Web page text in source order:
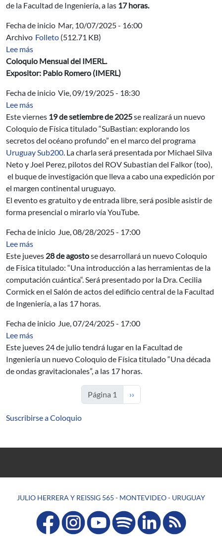
de la Facultad de Ingeniería, a las 17 horas.
Fecha de inicio Mar, 10/07/2025 - 16:00
Archivo Folleto (512.71 KB)
Lee mássobre Grafos de traza mínima con máxima cantidad de
Coloquio Mensual del IMERL.
Expositor: Pablo Romero (IMERL)
Fecha de inicio Vie, 09/19/2025 - 18:30
Lee mássobre SuBastian: explorando los secretos del océano
Este viernes 19 de setiembre de 2025se realizará un nuevo
Coloquio de Física titulado “SuBastian: explorando los
secretos del océano profundo” en el marco del programa
Uruguay Sub200. La charla será presentada por Michael Silva
Neto y Joel Perez, pilotos del ROV Subastian del Falkor (too),
el buque de investigación que lleva a cabo una expedición por
el margen continental uruguayo.
El evento es gratuito y de entrada libre, será posible asistir de
forma presencial o mirarlo vía YouTube.
Fecha de inicio Jue, 08/28/2025 - 17:00
Lee mássobre Coloquio de Física: “Una introducción a las
Este jueves 28 de agostose desarrollará un nuevo Coloquio
de Física titulado: “Una introducción a las herramientas de la
computación cuántica“. Será presentado por la Dra. Cecilia
Cormick en el Salón de actos del edificio central de la Facultad
de Ingeniería, a las 17 horas.
Fecha de inicio Jue, 07/24/2025 - 17:00
Lee mássobre Nuevo Coloquio de Física: “Una década de ondas
Este jueves 24 de julio tendrá lugar en la Facultad de
Ingeniería un nuevo Coloquio de Física titulado “Una década
de ondas gravitacionales”, a las 17 horas.
Página 1 Siguiente página
››
Suscribirse a Coloquio
JULIO HERRERA Y REISSIG 565 - MONTEVIDEO - URUGUAY